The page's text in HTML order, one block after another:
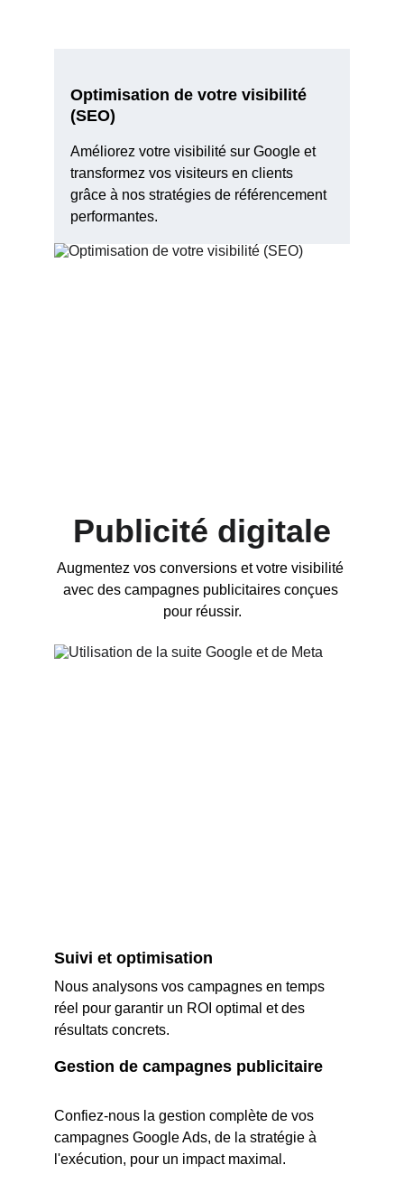
Optimisation de votre visibilité
(SEO)
Améliorez votre visibilité sur Google et
transformez vos visiteurs en clients
grâce à nos stratégies de référencement
performantes.
Publicité digitale
Augmentez vos conversions et votre visibilité
avec des campagnes publicitaires conçues
pour réussir.
Gestion de campagnes publicitaire
Confiez-nous la gestion complète de vos
campagnes Google Ads, de la stratégie à
l'exécution, pour un impact maximal.
Suivi et optimisation
Nous analysons vos campagnes en temps
réel pour garantir un ROI optimal et des
résultats concrets.